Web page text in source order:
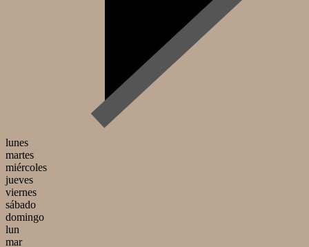
lunes
martes
miércoles
jueves
viernes
sábado
domingo
lun
mar